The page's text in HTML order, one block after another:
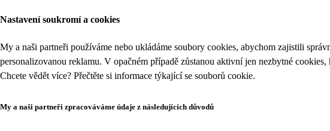
Nastavení soukromí a cookies
My a naši partneři používáme nebo ukládáme soubory cookies, abychom zajistili
personalizovanou reklamu. V opačném případě zůstanou aktivní jen nezbytné
Chcete vědět více? Přečtěte si informace týkající se souborů cookie.
My a naši partneři zpracováváme údaje z následujících důvodů